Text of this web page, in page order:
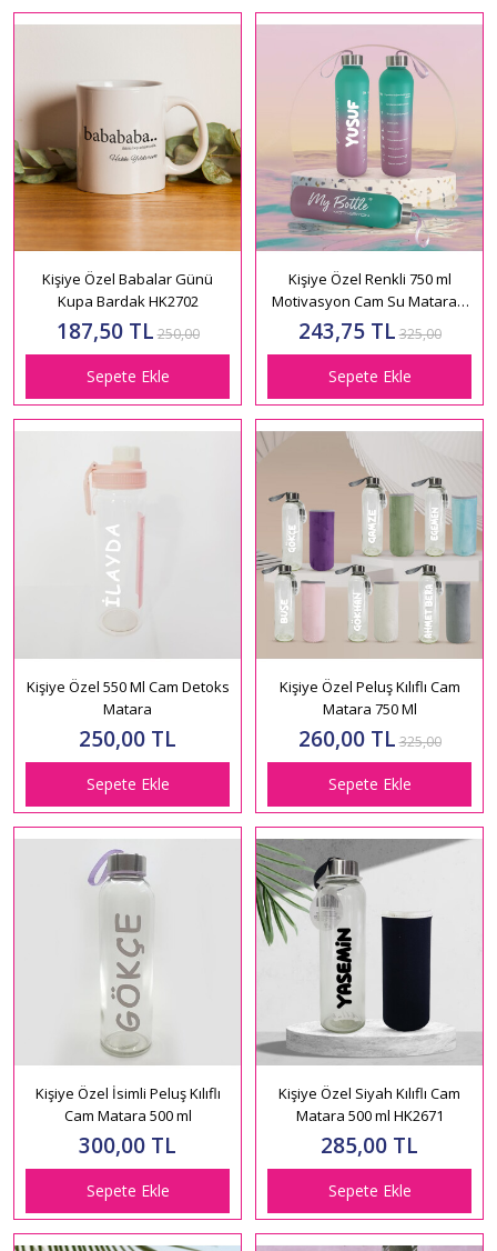
Kişiye Özel Babalar Günü
Kupa Bardak HK2702
187,50 TL 250,00
Sepete Ekle
Kişiye Özel Renkli 750 ml
Motivasyon Cam Su Matarası
HK2708
243,75 TL 325,00
Sepete Ekle
Kişiye Özel 550 Ml Cam Detoks
Matara
250,00 TL
Sepete Ekle
Kişiye Özel Peluş Kılıflı Cam
Matara 750 Ml
260,00 TL 325,00
Sepete Ekle
Kişiye Özel İsimli Peluş Kılıflı
Cam Matara 500 ml
300,00 TL
Sepete Ekle
Kişiye Özel Siyah Kılıflı Cam
Matara 500 ml HK2671
285,00 TL
Sepete Ekle